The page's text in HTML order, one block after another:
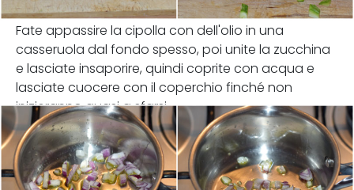
Fate appassire la cipolla con dell'olio in una
casseruola dal fondo spesso, poi unite la zucchina
e lasciate insaporire, quindi coprite con acqua e
lasciate cuocere con il coperchio finché non
inizieranno quasi a sfarsi.